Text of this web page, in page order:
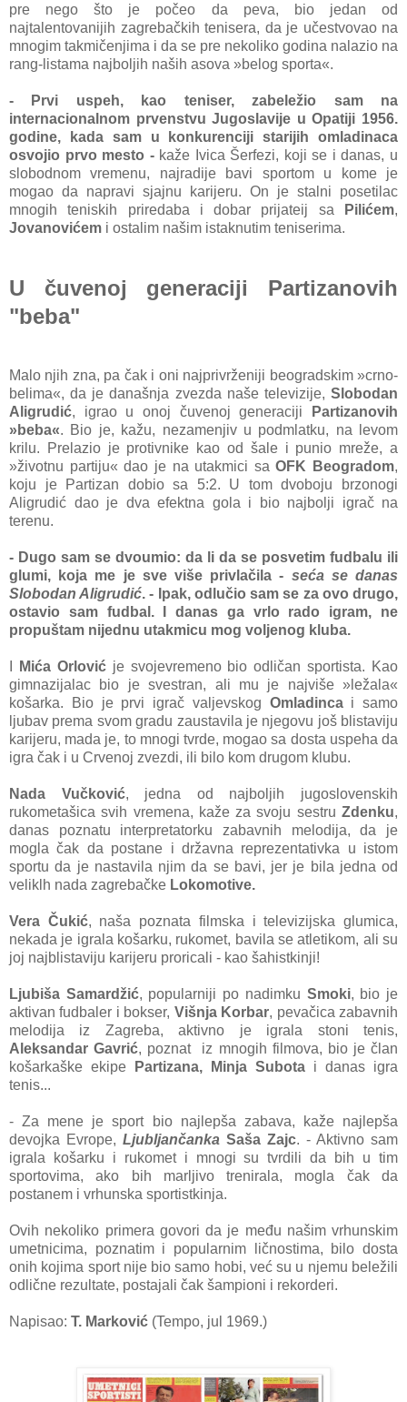
pre nego što je počeo da peva, bio jedan od
najtalentovanijih zagrebačkih tenisera, da je učestvovao na
mnogim takmičenjima i da se pre nekoliko godina nalazio na
rang-listama najboljih naših asova »belog sporta«.
- Prvi uspeh, kao teniser, zabeležio sam na
internacionalnom prvenstvu Jugoslavije u Opatiji 1956.
godine, kada sam u konkurenciji starijih omladinaca
osvojio prvo mesto -kaže Ivica Šerfezi, koji se i danas, u
slobodnom vremenu, najradije bavi sportom u kome je
mogao da napravi sjajnu karijeru. On je stalni posetilac
mnogih teniskih priredaba i dobar prijateij sa
Pilićem,
Jovanovićem i ostalim našim istaknutim teniserima.
U čuvenoj generaciji Partizanovih
"beba"
Malo njih zna, pa čak i oni najprivrženiji beogradskim »crno-
belima«, da je današnja zvezda naše televizije, Slobodan
Aligrudić, igrao u onoj čuvenoj generaciji
Partizanovih
»beba«. Bio je, kažu, nezamenjiv u podmlatku, na levom
krilu. Prelazio je protivnike kao od šale i punio mreže, a
»životnu partiju« dao je na utakmici saOFK Beogradom,
koju je Partizan dobio sa 5:2. U tom dvoboju brzonogi
Aligrudić dao je dva efektna gola i bio najbolji igrač na
terenu.
- Dugo sam se dvoumio: da li da se posvetim fudbalu ili
glumi, koja me je sve više privlačila - seća se danas
Slobodan Aligrudić. - Ipak, odlučio sam se za ovo drugo,
ostavio sam fudbal. I danas ga vrlo rado igram, ne
propuštam nijednu utakmicu mog voljenog kluba.
Mića Orlovićje svojevremeno bio odličan sportista. Kao
gimnazijalac bio je svestran, ali mu je najviše »ležala«
košarka. Bio je prvi igrač valjevskog Omladincai samo
ljubav prema svom gradu zaustavila je njegovu još blistaviju
karijeru, mada je, to mnogi tvrde, mogao sa dosta uspeha da
igra čak i u Crvenoj zvezdi, ili bilo kom drugom klubu.
Nada Vučković, jedna od najboljih jugoslovenskih
rukometašica svih vremena, kaže za svoju sestru Zdenku,
danas poznatu interpretatorku zabavnih melodija, da je
mogla čak da postane i državna reprezentativka u istom
sportu da je nastavila njim da se bavi, jer je bila jedna od
veliklh nada zagrebačke Lokomotive.
Vera Čukić, naša poznata filmska i televizijska glumica,
nekada je igrala košarku, rukomet, bavila se atletikom, ali su
joj najblistaviju karijeru proricali - kao šahistkinji!
Ljubiša Samardžić, popularniji po nadimku Smoki, bio je
aktivan fudbaler i bokser, Višnja Korbar, pevačica zabavnih
melodija iz Zagreba, aktivno je igrala stoni tenis,
Aleksandar Gavrić, poznat iz mnogih filmova, bio je član
košarkaške ekipe
Partizana, Minja Subota i danas igra
tenis...
- Za mene je sport bio najlepša zabava, kaže najlepša
devojka Evrope, Ljubljančanka Saša Zajc. - Aktivno sam
igrala košarku i rukomet i mnogi su tvrdili da bih u tim
sportovima, ako bih marljivo trenirala, mogla čak da
postanem i vrhunska sportistkinja.
Ovih nekoliko primera govori da je među našim vrhunskim
umetnicima, poznatim i popularnim ličnostima, bilo dosta
onih kojima sport nije bio samo hobi, već su u njemu beležili
odlične rezultate, postajali čak šampioni i rekorderi.
Napisao: T. Marković (Tempo, jul 1969.)